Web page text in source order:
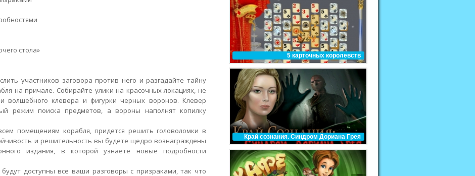
стола»
участников заговора против него и разгадайте тайну
на причале. Собирайте улики на красочных локациях, не
волшебного клевера и фигурки черных воронов. Клевер
режим поиска предметов, а вороны наполнят копилку
помещениям корабля, придется решить головоломки в
и решительность вы будете щедро вознаграждены
издания, в которой узнаете новые подробности
доступны все ваши разговоры с призраками, так что
5 карточных королевств
Край сознания. Синдром Дориана Грея